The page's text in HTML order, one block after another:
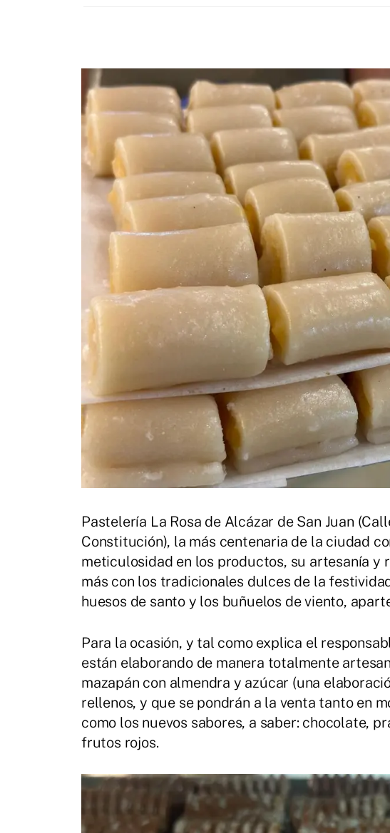
Pastelería La Rosa de Alcázar de San Juan
Constitución), la más centenaria de la ciudad
meticulosidad en los productos, su artesanía y
más con los tradicionales dulces de la
huesos de santo y los buñuelos de viento,
Para la ocasión, y tal como explica el
están elaborando de manera totalmente
mazapán con almendra y azúcar (una
rellenos, y que se pondrán a la venta tanto en
como los nuevos sabores, a saber: chocolate,
frutos rojos.